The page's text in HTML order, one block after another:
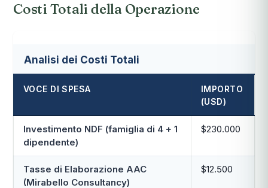
Costi Totali della Operazione
Analisi dei Costi Totali
VOCE DI SPESA
IMPORTO
(USD)
Investimento NDF (famiglia di 4 + 1
dipendente)
$230.000
Tasse di Elaborazione AAC
(Mirabello Consultancy)
$12.500